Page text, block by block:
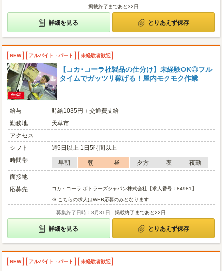
掲載終了まであと32日
詳細を見る とりあえず保存
NEW アルバイト・パート 未経験者歓迎
【コカ･コーラ社製品の仕分け】未経験OK◎フル
タイムでガッツリ稼げる！屋内モクモク作業
給与
時給1035円＋交通費支給
勤務地
天草市
アクセス
シフト
週5日以上 1日5時間以上
時間帯
早朝 朝 昼 夕方 夜
夜勤
面接地
応募先
コカ・コーラ ボトラーズジャパン株式会社【求人番号：84981】
※ こちらの求人はWEB応募のみとなります
募集終了日時：8月31日 掲載終了まであと22日
詳細を見る とりあえず保存
NEW アルバイト・パート 未経験者歓迎